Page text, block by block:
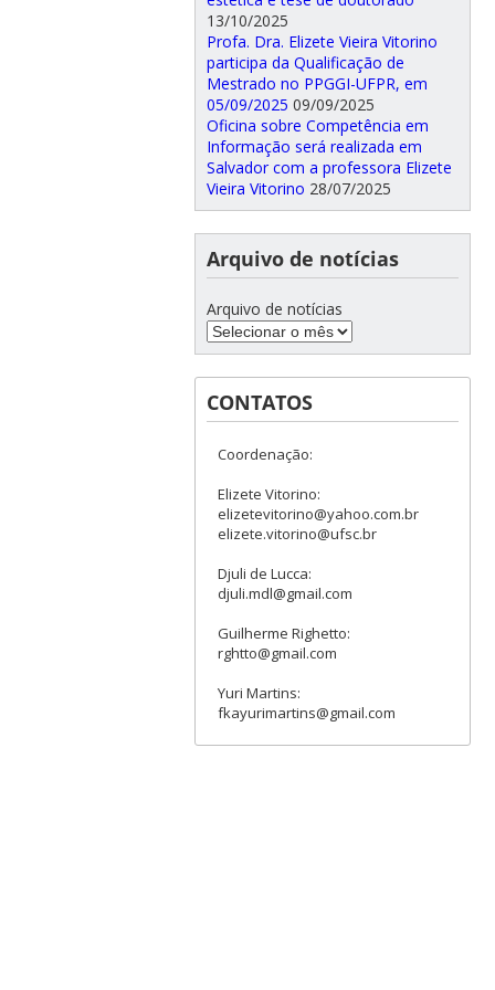
13/10/2025
Profa. Dra. Elizete Vieira Vitorino
participa da Qualificação de
Mestrado no PPGGI-UFPR, em
05/09/2025 09/09/2025
Oficina sobre Competência em
Informação será realizada em
Salvador com a professora Elizete
Vieira Vitorino 28/07/2025
Arquivo de notícias
Arquivo de notícias
CONTATOS
Coordenação:
Elizete Vitorino:
elizetevitorino@yahoo.com.br
elizete.vitorino@ufsc.br
Djuli de Lucca:
djuli.mdl@gmail.com
Guilherme Righetto:
rghtto@gmail.com
Yuri Martins:
fkayurimartins@gmail.com